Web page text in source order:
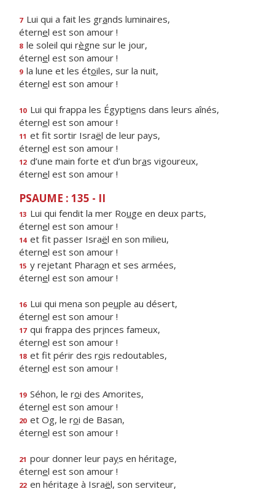
7 Lui qui a fait les grands luminaires,
éternel est son amour !
8 le soleil qui règne sur le jour,
éternel est son amour !
9 la lune et les étoiles, sur la nuit,
éternel est son amour !
10 Lui qui frappa les Égyptiens dans leurs aînés,
éternel est son amour !
11 et fit sortir Israël de leur pays,
éternel est son amour !
12 d’une main forte et d’un bras vigoureux,
éternel est son amour !
PSAUME : 135 - II
13 Lui qui fendit la mer Rouge en deux parts,
éternel est son amour !
14 et fit passer Israël en son milieu,
éternel est son amour !
15 y rejetant Pharaon et ses armées,
éternel est son amour !
16 Lui qui mena son peuple au désert,
éternel est son amour !
17 qui frappa des princes fameux,
éternel est son amour !
18 et fit périr des rois redoutables,
éternel est son amour !
19 Séhon, le roi des Amorites,
éternel est son amour !
20 et Og, le roi de Basan,
éternel est son amour !
21 pour donner leur pays en héritage,
éternel est son amour !
22 en héritage à Israël, son serviteur,